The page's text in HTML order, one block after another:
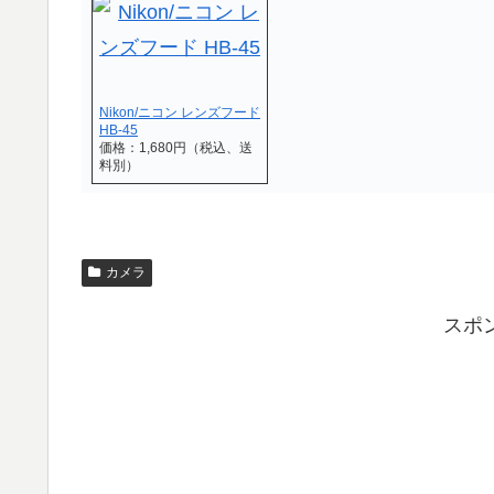
Nikon/ニコン レンズフード
HB-45
価格：1,680円（税込、送
料別）
カメラ
スポ